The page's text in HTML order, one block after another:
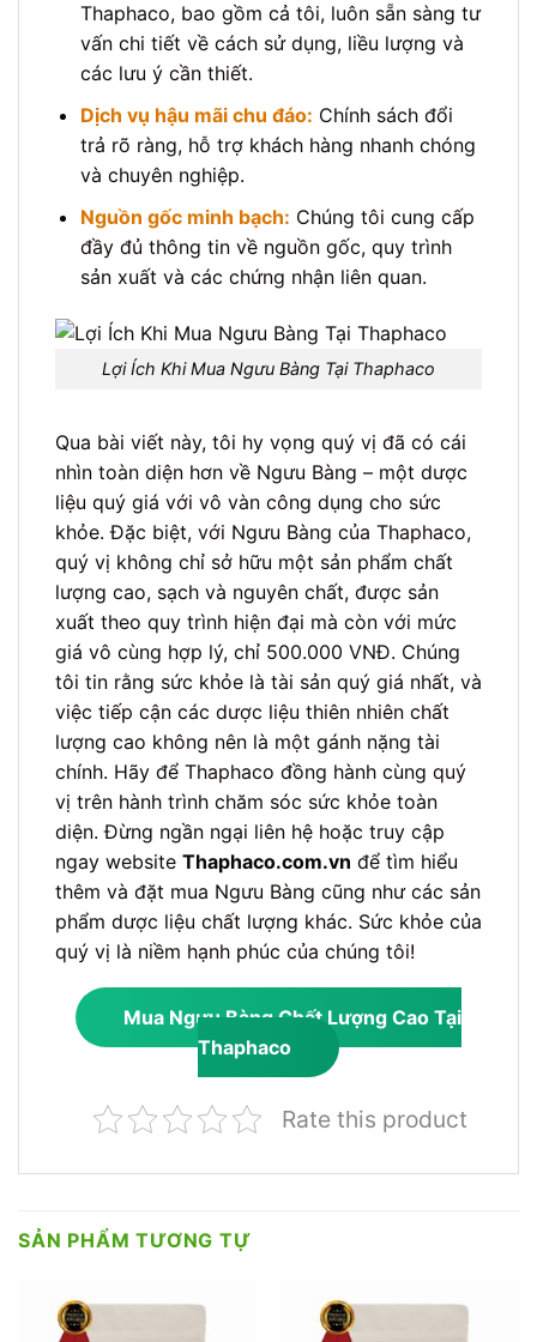
Thaphaco, bao gồm cả tôi, luôn sẵn sàng tư
vấn chi tiết về cách sử dụng, liều lượng và
các lưu ý cần thiết.
Dịch vụ hậu mãi chu đáo: Chính sách đổi
trả rõ ràng, hỗ trợ khách hàng nhanh chóng
và chuyên nghiệp.
Nguồn gốc minh bạch: Chúng tôi cung cấp
đầy đủ thông tin về nguồn gốc, quy trình
sản xuất và các chứng nhận liên quan.
Lợi Ích Khi Mua Ngưu Bàng Tại Thaphaco
Qua bài viết này, tôi hy vọng quý vị đã có cái
nhìn toàn diện hơn về Ngưu Bàng – một dược
liệu quý giá với vô vàn công dụng cho sức
khỏe. Đặc biệt, với Ngưu Bàng của Thaphaco,
quý vị không chỉ sở hữu một sản phẩm chất
lượng cao, sạch và nguyên chất, được sản
xuất theo quy trình hiện đại mà còn với mức
giá vô cùng hợp lý, chỉ 500.000 VNĐ. Chúng
tôi tin rằng sức khỏe là tài sản quý giá nhất, và
việc tiếp cận các dược liệu thiên nhiên chất
lượng cao không nên là một gánh nặng tài
chính. Hãy để Thaphaco đồng hành cùng quý
vị trên hành trình chăm sóc sức khỏe toàn
diện. Đừng ngần ngại liên hệ hoặc truy cập
ngay website Thaphaco.com.vn để tìm hiểu
thêm và đặt mua Ngưu Bàng cũng như các sản
phẩm dược liệu chất lượng khác. Sức khỏe của
quý vị là niềm hạnh phúc của chúng tôi!
Mua Ngưu Bàng Chất Lượng Cao Tại
Thaphaco
Rate this product
SẢN PHẨM TƯƠNG TỰ